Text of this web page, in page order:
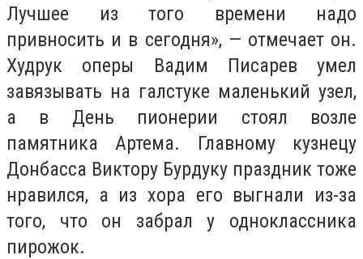
Лучшее из того времени надо
привносить и в сегодня», — отмечает он.
Худрук оперы Вадим Писарев умел
завязывать на галстуке маленький узел,
а в День пионерии стоял возле
памятника Артема. Главному кузнецу
Донбасса Виктору Бурдуку праздник тоже
нравился, а из хора его выгнали из-за
того, что он забрал у одноклассника
пирожок.